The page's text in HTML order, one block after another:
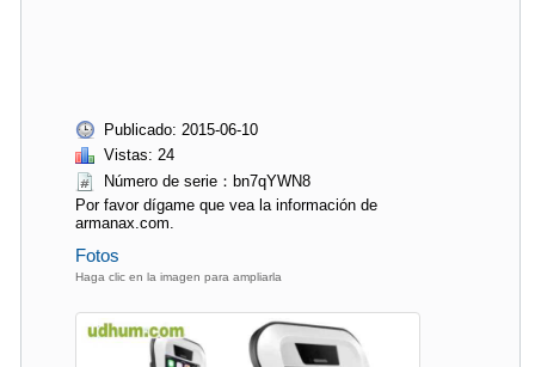
Publicado: 2015-06-10
Vistas: 24
Número de serie：bn7qYWN8
Por favor dígame que vea la información de
armanax.com.
Fotos
Haga clic en la imagen para ampliarla